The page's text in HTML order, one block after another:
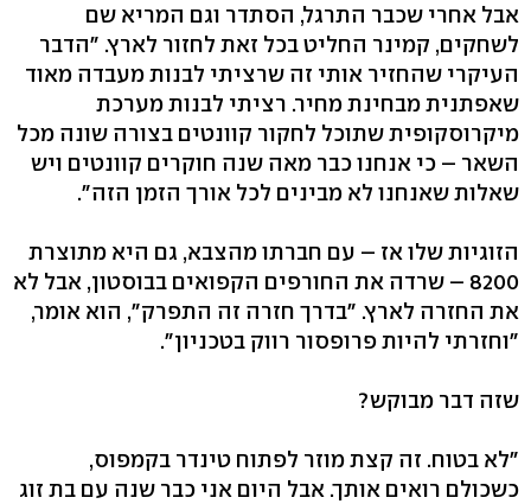
אבל אחרי שכבר התרגל, הסתדר וגם המריא שם
לשחקים, קמינר החליט בכל זאת לחזור לארץ. "הדבר
העיקרי שהחזיר אותי זה שרציתי לבנות מעבדה מאוד
שאפתנית מבחינת מחיר. רציתי לבנות מערכת
מיקרוסקופית שתוכל לחקור קוונטים בצורה שונה מכל
השאר – כי אנחנו כבר מאה שנה חוקרים קוונטים ויש
שאלות שאנחנו לא מבינים לכל אורך הזמן הזה".
הזוגיות שלו אז – עם חברתו מהצבא, גם היא מתוצרת
8200 – שרדה את החורפים הקפואים בבוסטון, אבל לא
את החזרה לארץ. "בדרך חזרה זה התפרק", הוא אומר,
"וחזרתי להיות פרופסור רווק בטכניון".
שזה דבר מבוקש?
"לא בטוח. זה קצת מוזר לפתוח טינדר בקמפוס,
כשכולם רואים אותך. אבל היום אני כבר שנה עם בת זוג